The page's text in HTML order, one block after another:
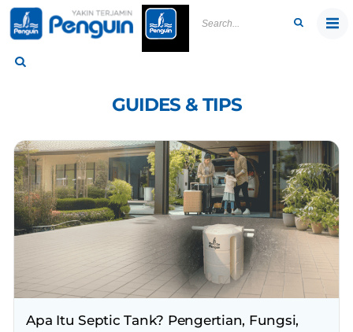
Skip
content
GUIDES & TIPS
Apa Itu Septic Tank? Pengertian, Fungsi,